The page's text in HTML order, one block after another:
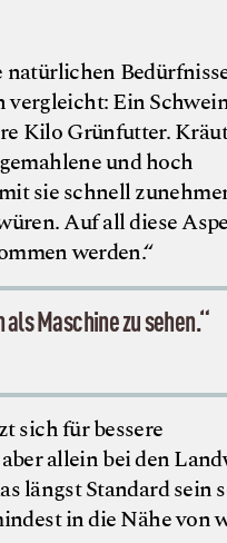
vergleicht: Ein
Kilo Grünfutter.
und hoch
sie schnell
Auf all diese
werden.“
Maschine zu sehen.“
sich für bessere
allein bei den
längst Standard sein
in die Nähe von